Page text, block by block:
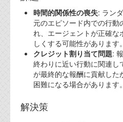
時間的関係性の喪失: ラン
元のエピソード内での行動
れ、エージェントが正確
しくする可能性があります。
クレジット割り当て問題:
終わりに近い行動に関連し
が最終的な報酬に貢献し
困難になる場合があります。
解決策